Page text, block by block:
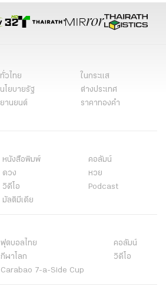
ทั่วไทย
ในกระแส
นโยบายรัฐ
ต่างประเทศ
ยานยนต์
ราคาทองคำ
หนังสือพิมพ์
คอลัมน์
ดวง
หวย
วิดีโอ
Podcast
มัลติมีเดีย
ฟุตบอลไทย
คอลัมน์
กีฬาโลก
วิดีโอ
Carabao 7-a-Side Cup